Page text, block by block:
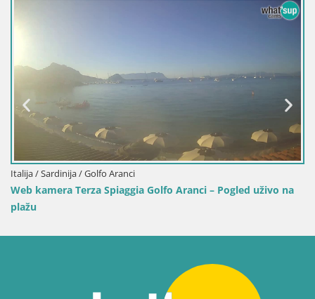
Italija / Sardinija / Golfo Aranci
Web kamera Terza Spiaggia Golfo Aranci – Pogled uživo na
plažu